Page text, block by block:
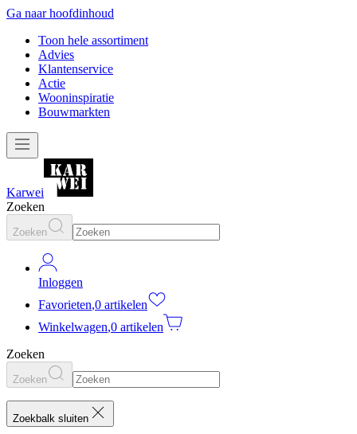
Ga naar hoofdinhoud
Toon hele assortiment
Advies
Klantenservice
Actie
Wooninspiratie
Bouwmarkten
Karwei
Zoeken
Zoeken
Inloggen
Favorieten,0 artikelen
Winkelwagen,0 artikelen
Zoeken
Zoeken
Zoekbalk sluiten